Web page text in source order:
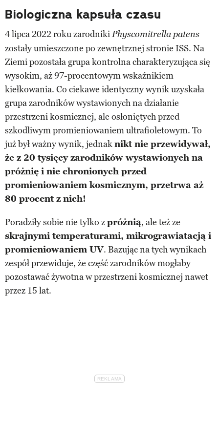
Biologiczna kapsuła czasu
4 lipca 2022 roku zarodnikiPhyscomitrella patens
zostały umieszczone po zewnętrznej stronie ISS. Na
Ziemi pozostała grupa kontrolna charakteryzująca się
wysokim, aż 97-procentowym wskaźnikiem
kiełkowania. Co ciekawe identyczny wynik uzyskała
grupa zarodników wystawionych na działanie
przestrzeni kosmicznej, ale osłoniętych przed
szkodliwym promieniowaniem ultrafioletowym. To
już był ważny wynik, jednaknikt nie przewidywał,
że z 20 tysięcy zarodników wystawionych na
próżnię i nie chronionych przed
promieniowaniem kosmicznym, przetrwa aż
80 procent z nich!
Poradziły sobie nie tylko zpróżnią, ale też ze
skrajnymi temperaturami, mikrograwiatacją i
promieniowaniem UV. Bazując na tych wynikach
zespół przewiduje, że część zarodników mogłaby
pozostawać żywotna w przestrzeni kosmicznej nawet
przez 15 lat.